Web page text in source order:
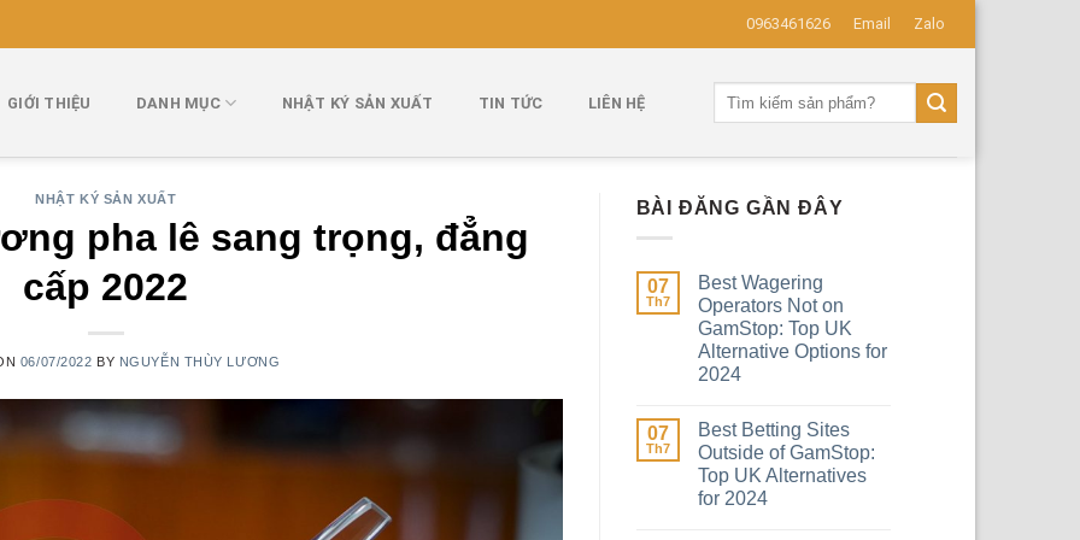
0963461626 Email Zalo
GIỚI THIỆU DANH MỤC NHẬT KÝ SẢN XUẤT TIN TỨC LIÊN HỆ
NHẬT KÝ SẢN XUẤT
pha lê sang trọng, đẳng
cấp 2022
06/07/2022 BY NGUYỄN THÙY LƯƠNG
BÀI ĐĂNG GẦN ĐÂY
07
Th7
Best Wagering
Operators Not on
GamStop: Top UK
Alternative Options for
2024
07
Th7
Best Betting Sites
Outside of GamStop:
Top UK Alternatives
for 2024